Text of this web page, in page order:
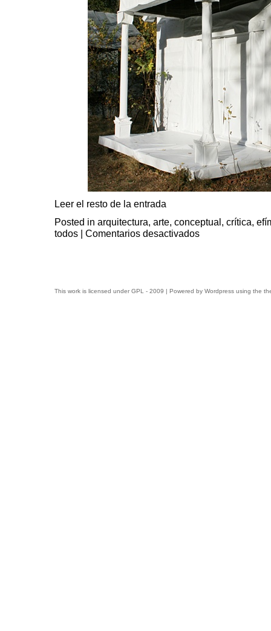
Leer el resto de la entrada
Posted in arquitectura, arte, conceptual, crítica,
todos | Comentarios desactivadosPapel
This work is licensed under GPL - 2009 | Powered by Wordpress using the